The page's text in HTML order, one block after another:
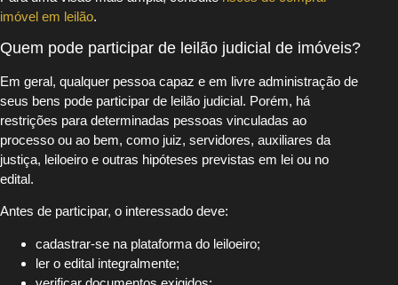
imóvel em leilão.
Quem pode participar de leilão judicial de imóveis?
Em geral, qualquer pessoa capaz e em livre administração de
seus bens pode participar de leilão judicial. Porém, há
restrições para determinadas pessoas vinculadas ao
processo ou ao bem, como juiz, servidores, auxiliares da
justiça, leiloeiro e outras hipóteses previstas em lei ou no
edital.
Antes de participar, o interessado deve:
cadastrar-se na plataforma do leiloeiro;
ler o edital integralmente;